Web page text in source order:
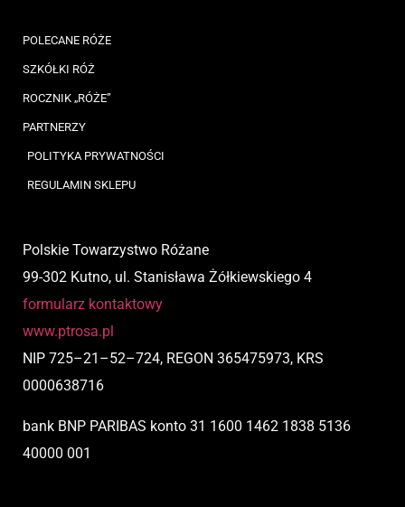
POLECANE RÓŻE
SZKÓŁKI RÓŻ
ROCZNIK „RÓŻE”
PARTNERZY
POLITYKA PRYWATNOŚCI
REGULAMIN SKLEPU
Polskie Towarzystwo Różane
99-302 Kutno, ul. Stanisława Żółkiewskiego 4
formularz kontaktowy
www.ptrosa.pl
NIP 725–21 –52–724, REGON 365475973, KRS
0000638716
bank BNP PARIBAS konto 31 1600 1462 1838 5136
40000 001